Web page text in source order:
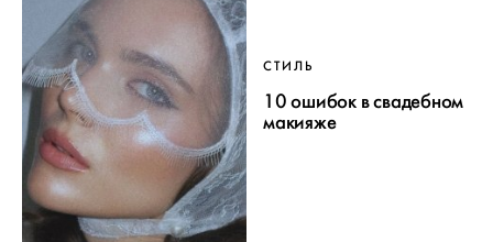
СТИЛЬ
10 ошибок в свадебном
макияже